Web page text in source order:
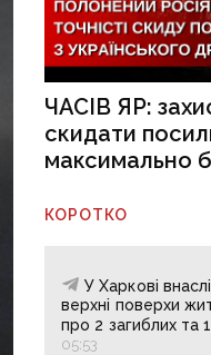
ЧАСІВ ЯР:
скидати
максимально
КОРОТКО
У Харкові
верхні поверхи
про 2 загиблих та
05:53